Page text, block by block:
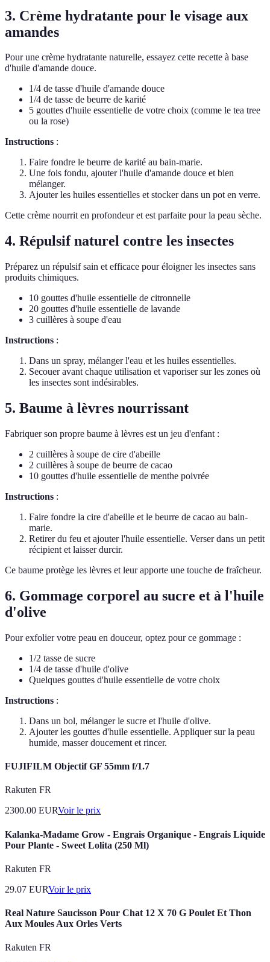
3. Crème hydratante pour le visage aux
amandes
Pour une crème hydratante naturelle, essayez cette recette à base
d'huile d'amande douce.
1/4 de tasse d'huile d'amande douce
1/4 de tasse de beurre de karité
5 gouttes d'huile essentielle de votre choix (comme le tea tree
ou la rose)
Instructions :
Faire fondre le beurre de karité au bain-marie.
Une fois fondu, ajouter l'huile d'amande douce et bien
mélanger.
Ajouter les huiles essentielles et stocker dans un pot en verre.
Cette crème nourrit en profondeur et est parfaite pour la peau sèche.
4. Répulsif naturel contre les insectes
Préparez un répulsif sain et efficace pour éloigner les insectes sans
produits chimiques.
10 gouttes d'huile essentielle de citronnelle
20 gouttes d'huile essentielle de lavande
3 cuillères à soupe d'eau
Instructions :
Dans un spray, mélanger l'eau et les huiles essentielles.
Secouer avant chaque utilisation et vaporiser sur les zones où
les insectes sont indésirables.
5. Baume à lèvres nourrissant
Fabriquer son propre baume à lèvres est un jeu d'enfant :
2 cuillères à soupe de cire d'abeille
2 cuillères à soupe de beurre de cacao
10 gouttes d'huile essentielle de menthe poivrée
Instructions :
Faire fondre la cire d'abeille et le beurre de cacao au bain-
marie.
Retirer du feu et ajouter l'huile essentielle. Verser dans un petit
récipient et laisser durcir.
Ce baume protège les lèvres et leur apporte une touche de fraîcheur.
6. Gommage corporel au sucre et à l'huile
d'olive
Pour exfolier votre peau en douceur, optez pour ce gommage :
1/2 tasse de sucre
1/4 de tasse d'huile d'olive
Quelques gouttes d'huile essentielle de votre choix
Instructions :
Dans un bol, mélanger le sucre et l'huile d'olive.
Ajouter les gouttes d'huile essentielle. Appliquer sur la peau
humide, masser doucement et rincer.
FUJIFILM Objectif GF 55mm f/1.7
Rakuten FR
2300.00 EURVoir le prix
Kalanka-Madame Grow - Engrais Organique - Engrais Liquide
Pour Plante - Sweet Lolita (250 Ml)
Rakuten FR
29.07 EURVoir le prix
Real Nature Saucisson Pour Chat 12 X 70 G Poulet Et Thon
Aux Moules Aux Orles Verts
Rakuten FR